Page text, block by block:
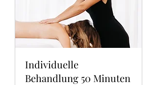
Individuelle
Behandlung 50 Minuten